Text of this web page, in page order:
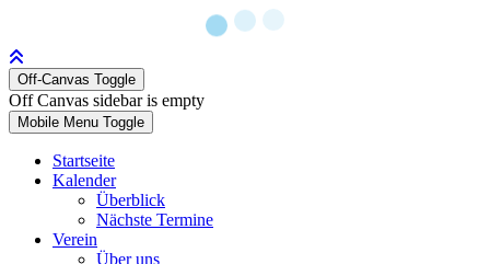
Off-Canvas Toggle
Off Canvas sidebar is empty
Mobile Menu Toggle
Startseite
Kalender
Überblick
Nächste Termine
Verein
Über uns